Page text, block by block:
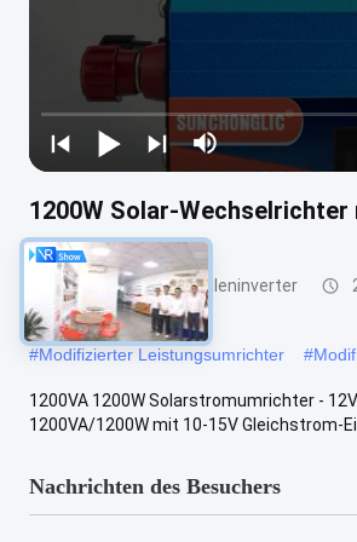
1200W Solar-
geänderter Sinuswelleninverter
#Modifizierter Leistungsumrichter #
1200VA 1200W Solarstromumrichter -
1200VA/1200W mit 10-15V Gleichstrom-
Nachrichten des Besuchers